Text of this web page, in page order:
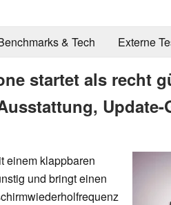
& Tech Externe
startet als recht
Update-
einem klappbaren
und bringt einen